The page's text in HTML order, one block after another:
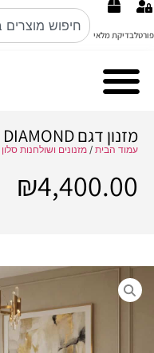
פורטלבדיקת מלאי
מזנון דגם DIAMOND
עמוד הבית / מזנונים ושולחנות סלון
₪4,400.00